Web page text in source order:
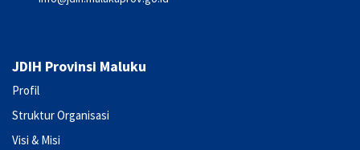
JDIH Provinsi Maluku
Profil
Struktur Organisasi
Visi & Misi